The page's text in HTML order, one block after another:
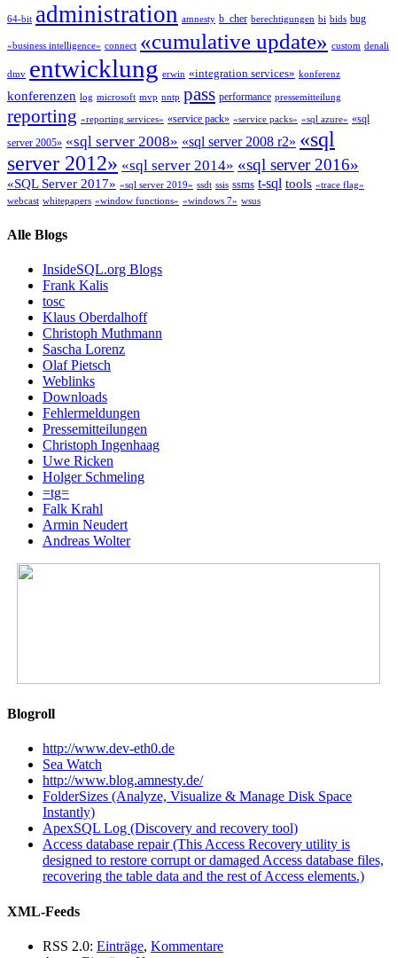
64-bit administration amnesty b_cher berechtigungen bi bids bug
«business intelligence» connect «cumulative update» custom denali
dmv entwicklung erwin «integration services» konferenz
konferenzen log microsoft mvp nntp pass performance pressemitteilung
reporting «reporting services» «service pack» «service packs» «sql azure» «sql
server 2005» «sql server 2008» «sql server 2008 r2» «sql
server 2012» «sql server 2014» «sql server 2016»
«SQL Server 2017» «sql server 2019» ssdt ssis ssms t-sql tools «trace flag»
webcast whitepapers «window functions» «windows 7» wsus
Alle Blogs
InsideSQL.org Blogs
Frank Kalis
tosc
Klaus Oberdalhoff
Christoph Muthmann
Sascha Lorenz
Olaf Pietsch
Weblinks
Downloads
Fehlermeldungen
Pressemitteilungen
Christoph Ingenhaag
Uwe Ricken
Holger Schmeling
=tg=
Falk Krahl
Armin Neudert
Andreas Wolter
Blogroll
http://www.dev-eth0.de
Sea Watch
http://www.blog.amnesty.de/
FolderSizes (Analyze, Visualize & Manage Disk Space
Instantly)
ApexSQL Log (Discovery and recovery tool)
Access database repair (This Access Recovery utility is
designed to restore corrupt or damaged Access database files,
recovering the table data and the rest of Access elements.)
XML-Feeds
RSS 2.0: Einträge, Kommentare